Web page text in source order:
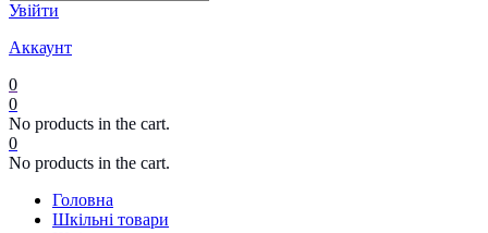
Увійти
Аккаунт
0
0
No products in the cart.
0
No products in the cart.
Головна
Шкільні товари